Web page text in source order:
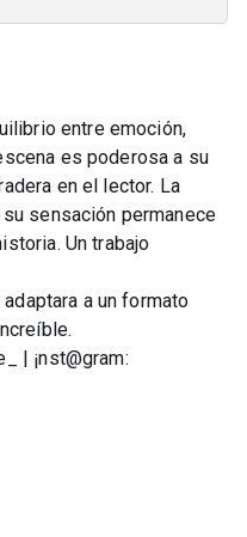
entre emoción,
es poderosa a su
en el lector. La
sensación permanece
Un trabajo
a un formato
| ¡nst@gram: